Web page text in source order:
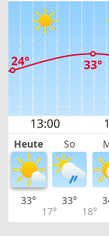
Heute So
33°
17°
33°
18°